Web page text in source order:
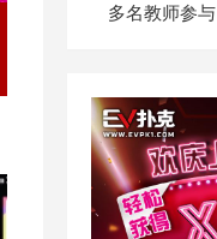
多名教师参与